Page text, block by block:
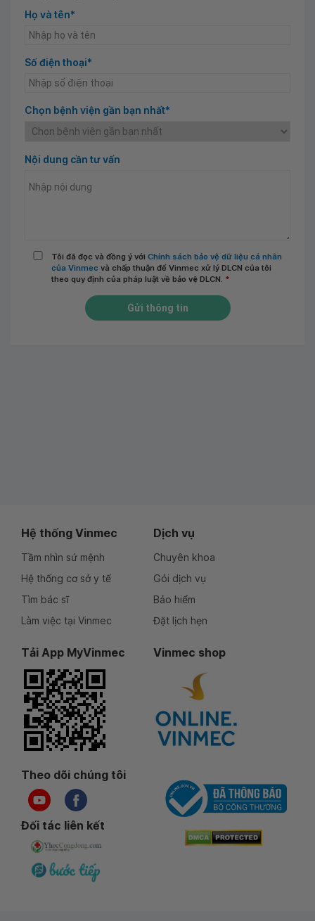
Họ và tên*
Số điện thoại*
Chọn bệnh viện gần bạn nhất*
Nội dung cần tư vấn
Tôi đã đọc và đồng ý với Chính sách bảo vệ dữ liệu cá nhân
của Vinmec và chấp thuận để Vinmec xử lý DLCN của tôi
theo quy định của pháp luật về bảo vệ DLCN. *
Gửi thông tin
Hệ thống Vinmec
Tầm nhìn sứ mệnh
Hệ thống cơ sở y tế
Tìm bác sĩ
Làm việc tại Vinmec
Dịch vụ
Chuyên khoa
Gói dịch vụ
Bảo hiểm
Đặt lịch hẹn
Tải App MyVinmec Vinmec shop
Theo dõi chúng tôi
Đối tác liên kết